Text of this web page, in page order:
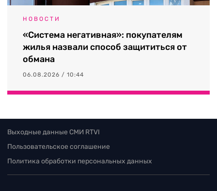
НОВОСТИ
«Система негативная»: покупателям
жилья назвали способ защититься от
обмана
06.08.2026 / 10:44
Выходные данные СМИ RTVI
Пользовательское соглашение
Политика обработки персональных данных